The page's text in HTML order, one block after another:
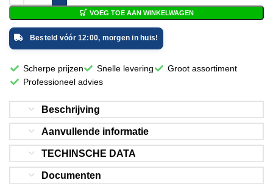
VOEG TOE AAN WINKELWAGEN
Besteld vóór 12:00, morgen in huis!
Scherpe prijzen Snelle levering
Groot assortiment
Professioneel advies
Beschrijving
Aanvullende informatie
TECHINSCHE DATA
Documenten